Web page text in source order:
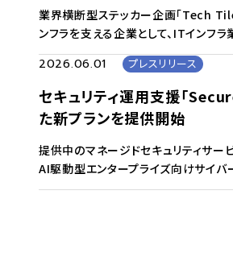
業界横断型ステッカー企画「Tech
ンフラを支える企業として、ITイン
2026.06.01 プレスリリース
セキュリティ運用支援「
た新プランを提供開始
提供中のマネージドセキュリティサー
AI駆動型エンタープライズ向けサイ